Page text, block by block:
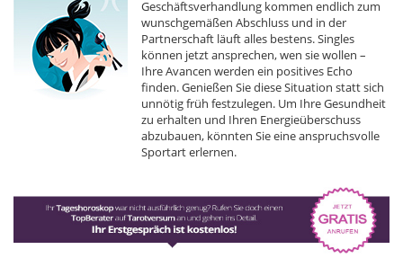
Geschäftsverhandlung kommen endlich zum
wunschgemäßen Abschluss und in der
Partnerschaft läuft alles bestens. Singles
können jetzt ansprechen, wen sie wollen –
Ihre Avancen werden ein positives Echo
finden. Genießen Sie diese Situation statt sich
unnötig früh festzulegen. Um Ihre Gesundheit
zu erhalten und Ihren Energieüberschuss
abzubauen, könnten Sie eine anspruchsvolle
Sportart erlernen.